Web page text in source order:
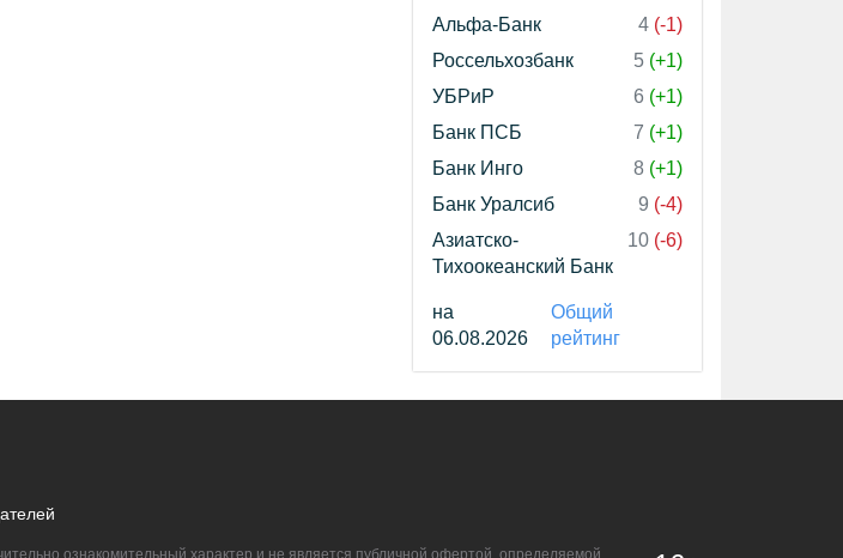
Альфа-Банк
4 (-1)
Россельхозбанк
5 (+1)
УБРиР
6 (+1)
Банк ПСБ
7 (+1)
Банк Инго
8 (+1)
Банк Уралсиб
9 (-4)
Азиатско-
Тихоокеанский Банк
10 (-6)
на
06.08.2026
Общий
рейтинг
ознакомительный характер и не является публичной офертой, определяемой